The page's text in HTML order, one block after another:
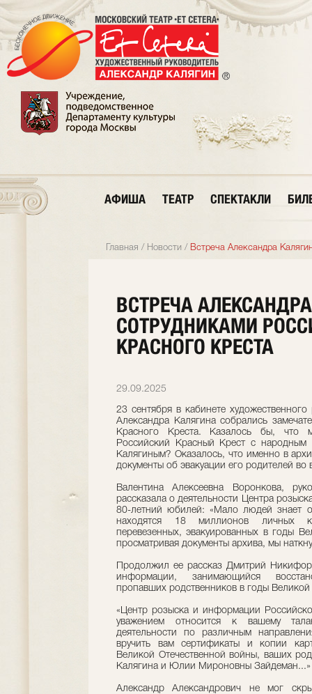
АФИША ТЕАТР СПЕКТАКЛИ
Главная / Новости / Встреча Александра
ВСТРЕЧА
СОТРУДНИКАМИ
КРАСНОГО КРЕСТА
29.09.2025
23 сентября в кабинете художественного
Александра Калягина собрались
Красного Креста. Казалось бы, что
Российский Красный Крест с
Калягиным? Оказалось, что именно в
документы об эвакуации его родителей во
Валентина Алексеевна Воронкова,
рассказала о деятельности Центра
80-летний юбилей: «Мало людей знает
находятся 18 миллионов личных
перевезенных, эвакуированных в годы
просматривая документы архива, мы
Продолжил ее рассказ Дмитрий
информации, занимающийся
пропавших родственников в годы
«Центр розыска и информации
уважением относится к вашему
деятельности по различным
вручить вам сертификаты и копии
Великой Отечественной войны, ваших
Калягина и Юлии Мироновны Зайдеман...»
Александр Александрович не мог